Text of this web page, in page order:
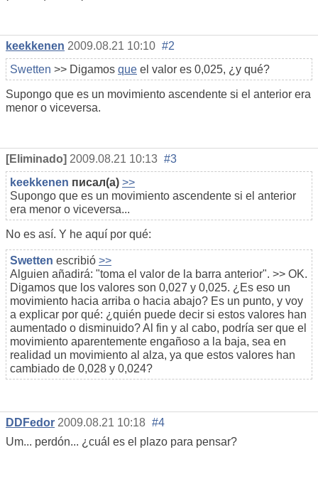
keekkenen 2009.08.21 10:10 #2
Swetten >> Digamos que el valor es 0,025, ¿y qué?
Supongo que es un movimiento ascendente si el anterior era
menor o viceversa.
[Eliminado] 2009.08.21 10:13 #3
keekkenen писал(а) >>
Supongo que es un movimiento ascendente si el anterior
era menor o viceversa...
No es así. Y he aquí por qué:
Swetten escribió >>
Alguien añadirá: "toma el valor de la barra anterior". >> OK.
Digamos que los valores son 0,027 y 0,025. ¿Es eso un
movimiento hacia arriba o hacia abajo? Es un punto, y voy
a explicar por qué: ¿quién puede decir si estos valores han
aumentado o disminuido? Al fin y al cabo, podría ser que el
movimiento aparentemente engañoso a la baja, sea en
realidad un movimiento al alza, ya que estos valores han
cambiado de 0,028 y 0,024?
DDFedor 2009.08.21 10:18 #4
Um... perdón... ¿cuál es el plazo para pensar?